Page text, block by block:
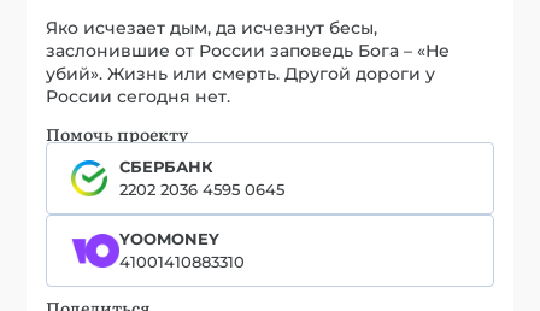
Яко исчезает дым, да исчезнут бесы,
заслонившие от России заповедь Бога – «Не
убий». Жизнь или смерть. Другой дороги у
России сегодня нет.
Помочь проекту
СБЕРБАНК
2202 2036 4595 0645
YOOMONEY
41001410883310